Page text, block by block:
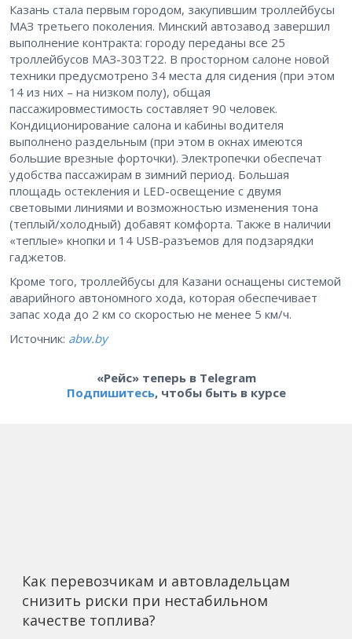
Казань стала первым городом, закупившим троллейбусы
МАЗ третьего поколения. Минский автозавод завершил
выполнение контракта: городу переданы все 25
троллейбусов МАЗ-303Т22. В просторном салоне новой
техники предусмотрено 34 места для сидения (при этом
14 из них – на низком полу), общая
пассажировместимость составляет 90 человек.
Кондиционирование салона и кабины водителя
выполнено раздельным (при этом в окнах имеются
большие врезные форточки). Электропечки обеспечат
удобства пассажирам в зимний период. Большая
площадь остекления и LED-освещение с двумя
световыми линиями и возможностью изменения тона
(теплый/холодный) добавят комфорта. Также в наличии
«теплые» кнопки и 14 USB-разъемов для подзарядки
гаджетов.
Кроме того, троллейбусы для Казани оснащены системой
аварийного автономного хода, которая обеспечивает
запас хода до 2 км со скоростью не менее 5 км/ч.
Источник: abw.by
«Рейс» теперь в Telegram
Подпишитесь, чтобы быть в курсе
Как перевозчикам и автовладельцам
снизить риски при нестабильном
качестве топлива?